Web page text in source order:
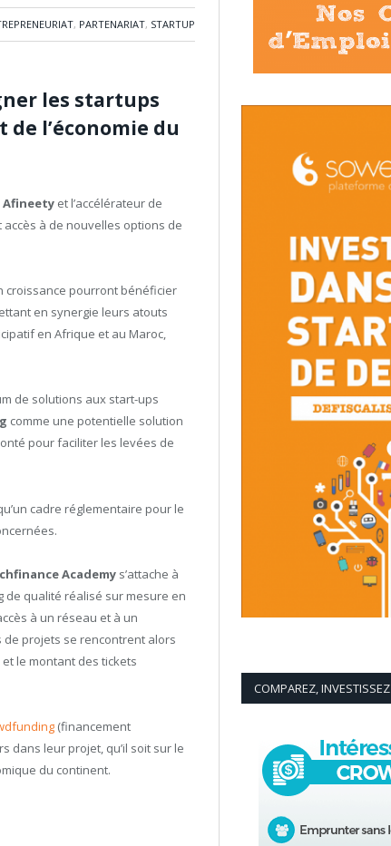
, PARTENARIAT, STARTUP
les startups
l’économie du
Afineety et l’accélérateur de
à de nouvelles options de
croissance pourront bénéficier
en synergie leurs atouts
en Afrique et au Maroc,
de solutions aux start-ups
comme une potentielle solution
pour faciliter les levées de
cadre réglementaire pour le
Academy s’attache à
de qualité réalisé sur mesure en
à un réseau et à un
de projets se rencontrent alors
le montant des tickets
(financement
dans leur projet, qu’il soit sur le
du continent.
COMPAREZ, INVESTISSEZ